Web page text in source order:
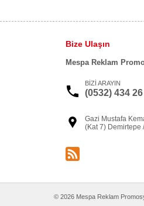
Bize Ulaşın
Mespa Reklam
BİZİ ARAYIN
(0532) 434
Gazi Mustafa
(Kat 7) Demirtepe
© 2026 Mespa Reklam